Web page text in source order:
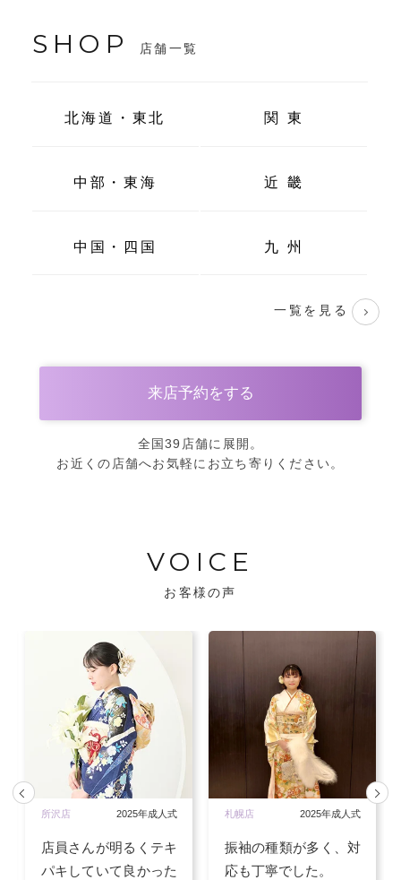
SHOP 店舗一覧
北海道・東北 関 東
中部・東海 近 畿
中国・四国 九 州
一覧を見る
来店予約をする
全国39店舗に展開。
お近くの店舗へお気軽にお立ち寄りください。
VOICE
お客様の声
所沢店 2025年成人式
店員さんが明るくテキ
パキしていて良かった
札幌店 2025年成人式
振袖の種類が多く、対
応も丁寧でした。